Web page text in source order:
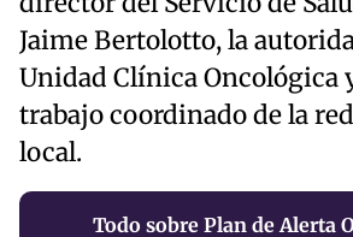
Jaime Bertolotto, la
Unidad Clínica Oncológica
trabajo coordinado de la
local.
Todo sobre Plan de Alerta